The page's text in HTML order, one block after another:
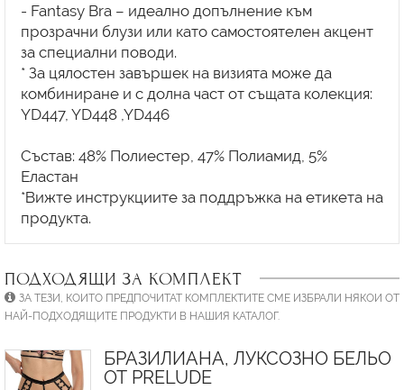
- Fantasy Bra – идеално допълнение към
прозрачни блузи или като самостоятелен акцент
за специални поводи.
* За цялостен завършек на визията може да
комбиниране и с долна част от същата колекция:
YD447, YD448 ,YD446
Състав: 48% Полиестер, 47% Полиамид, 5%
Еластан
*Вижте инструкциите за поддръжка на етикета на
ПОДХОДЯЩИ ЗА КОМПЛЕКТ
ЗА ТЕЗИ, КОИТО ПРЕДПОЧИТАТ КОМПЛЕКТИТЕ СМЕ ИЗБРАЛИ НЯКОИ ОТ
НАЙ-ПОДХОДЯЩИТЕ ПРОДУКТИ В НАШИЯ КАТАЛОГ.
БРАЗИЛИАНА, ЛУКСОЗНО БЕЛЬО
ОТ PRELUDE